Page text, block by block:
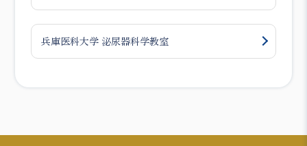
兵庫医科大学 泌尿器科学教室